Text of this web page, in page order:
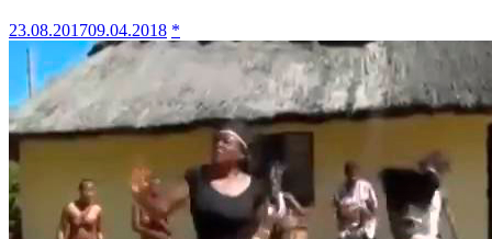
23.08.201709.04.2018 *